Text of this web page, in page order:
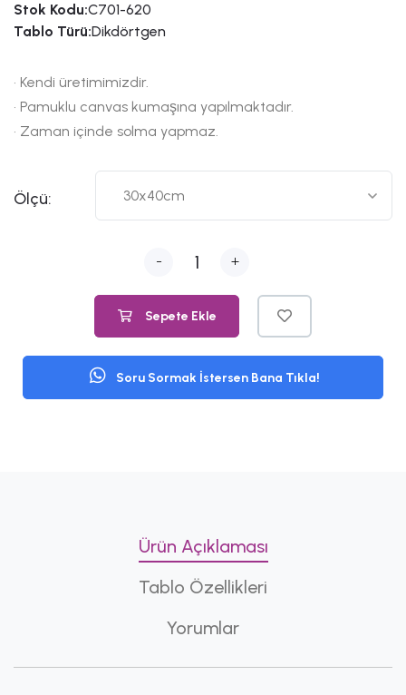
Stok Kodu:C701-620
Tablo Türü:Dikdörtgen
• Kendi üretimimizdir.
• Pamuklu canvas kumaşına yapılmaktadır.
• Zaman içinde solma yapmaz.
Ölçü:
- +
Sepete Ekle
Soru Sormak İstersen Bana Tıkla!
Ürün Açıklaması
Tablo Özellikleri
Yorumlar